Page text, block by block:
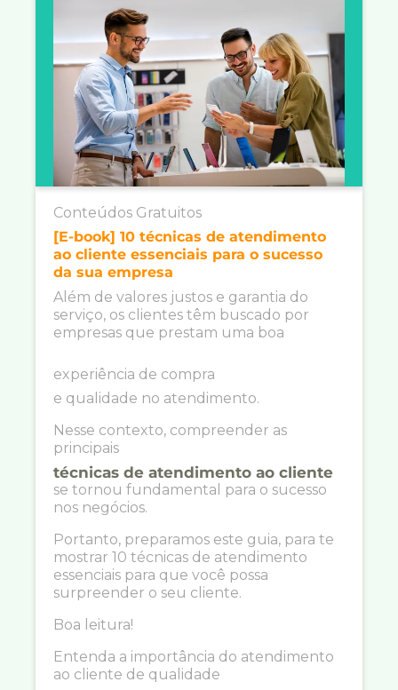
Conteúdos Gratuitos
[E-book] 10 técnicas de atendimento
ao cliente essenciais para o sucesso
da sua empresa
Além de valores justos e garantia do
serviço, os clientes têm buscado por
empresas que prestam uma boa
experiência de compra
e qualidade no atendimento.
Nesse contexto, compreender as
principais
técnicas de atendimento ao cliente
se tornou fundamental para o sucesso
nos negócios.
Portanto, preparamos este guia, para te
mostrar 10 técnicas de atendimento
essenciais para que você possa
surpreender o seu cliente.
Boa leitura!
Entenda a importância do atendimento
ao cliente de qualidade